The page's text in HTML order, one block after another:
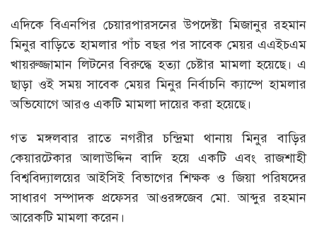
এদিকে বিএনপির চেয়ারপারসনের উপদেষ্টা মিজানুর রহমান
মিনুর বাড়িতে হামলার পাঁচ বছর পর সাবেক মেয়র এএইচএম
খায়রুজ্জামান লিটনের বিরুদ্ধে হত্যা চেষ্টার মামলা হয়েছে। এ
ছাড়া ওই সময় সাবেক মেয়র মিনুর নির্বাচনি ক্যাম্পে হামলার
অভিযোগে আরও একটি মামলা দায়ের করা হয়েছে।
গত মঙ্গলবার রাতে নগরীর চন্দ্রিমা থানায় মিনুর বাড়ির
কেয়ারটেকার আলাউদ্দিন বাদি হয়ে একটি এবং রাজশাহী
বিশ্ববিদ্যালয়ের আইসিই বিভাগের শিক্ষক ও জিয়া পরিষদের
সাধারণ সম্পাদক প্রফেসর আওরঙ্গজেব মো. আব্দুর রহমান
আরেকটি মামলা করেন।